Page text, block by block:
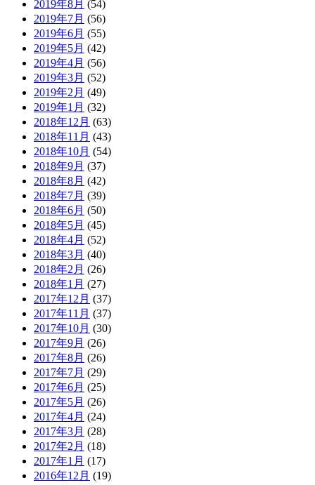
2019年8月 (54)
2019年7月 (56)
2019年6月 (55)
2019年5月 (42)
2019年4月 (56)
2019年3月 (52)
2019年2月 (49)
2019年1月 (32)
2018年12月 (63)
2018年11月 (43)
2018年10月 (54)
2018年9月 (37)
2018年8月 (42)
2018年7月 (39)
2018年6月 (50)
2018年5月 (45)
2018年4月 (52)
2018年3月 (40)
2018年2月 (26)
2018年1月 (27)
2017年12月 (37)
2017年11月 (37)
2017年10月 (30)
2017年9月 (26)
2017年8月 (26)
2017年7月 (29)
2017年6月 (25)
2017年5月 (26)
2017年4月 (24)
2017年3月 (28)
2017年2月 (18)
2017年1月 (17)
2016年12月 (19)